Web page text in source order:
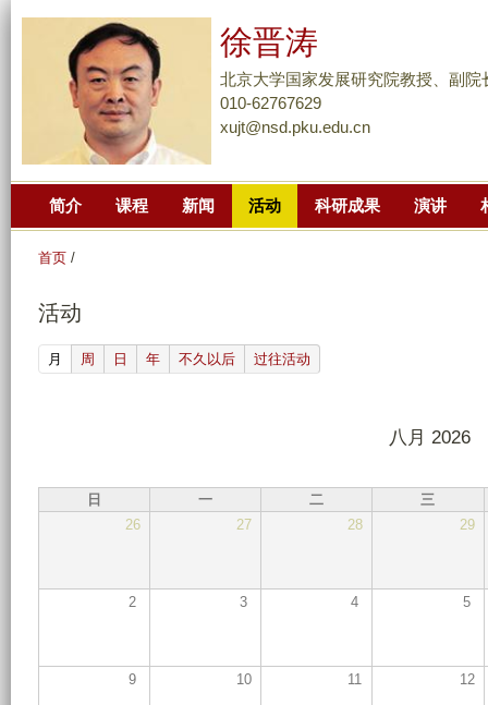
到
主
徐晋涛
北京大学国家发展研究院教授、副院
010-62767629
xujt@nsd.pku.edu.cn
简介 课程 新闻 活动 科研成果 演讲
首页 /
活动
月 (active tab)
周 日 年 不久以后 过往活动
八月 2026
日 一 二
三
26
27 28 29
2 3 4 5
9 10 11 12